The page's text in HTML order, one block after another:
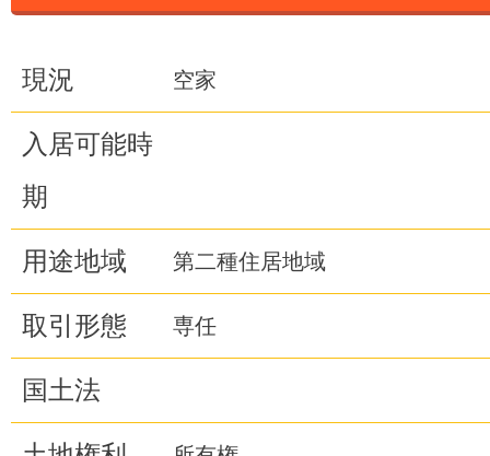
現況 空家
入居可能時
期
用途地域 第二種住居地域
取引形態 専任
国土法